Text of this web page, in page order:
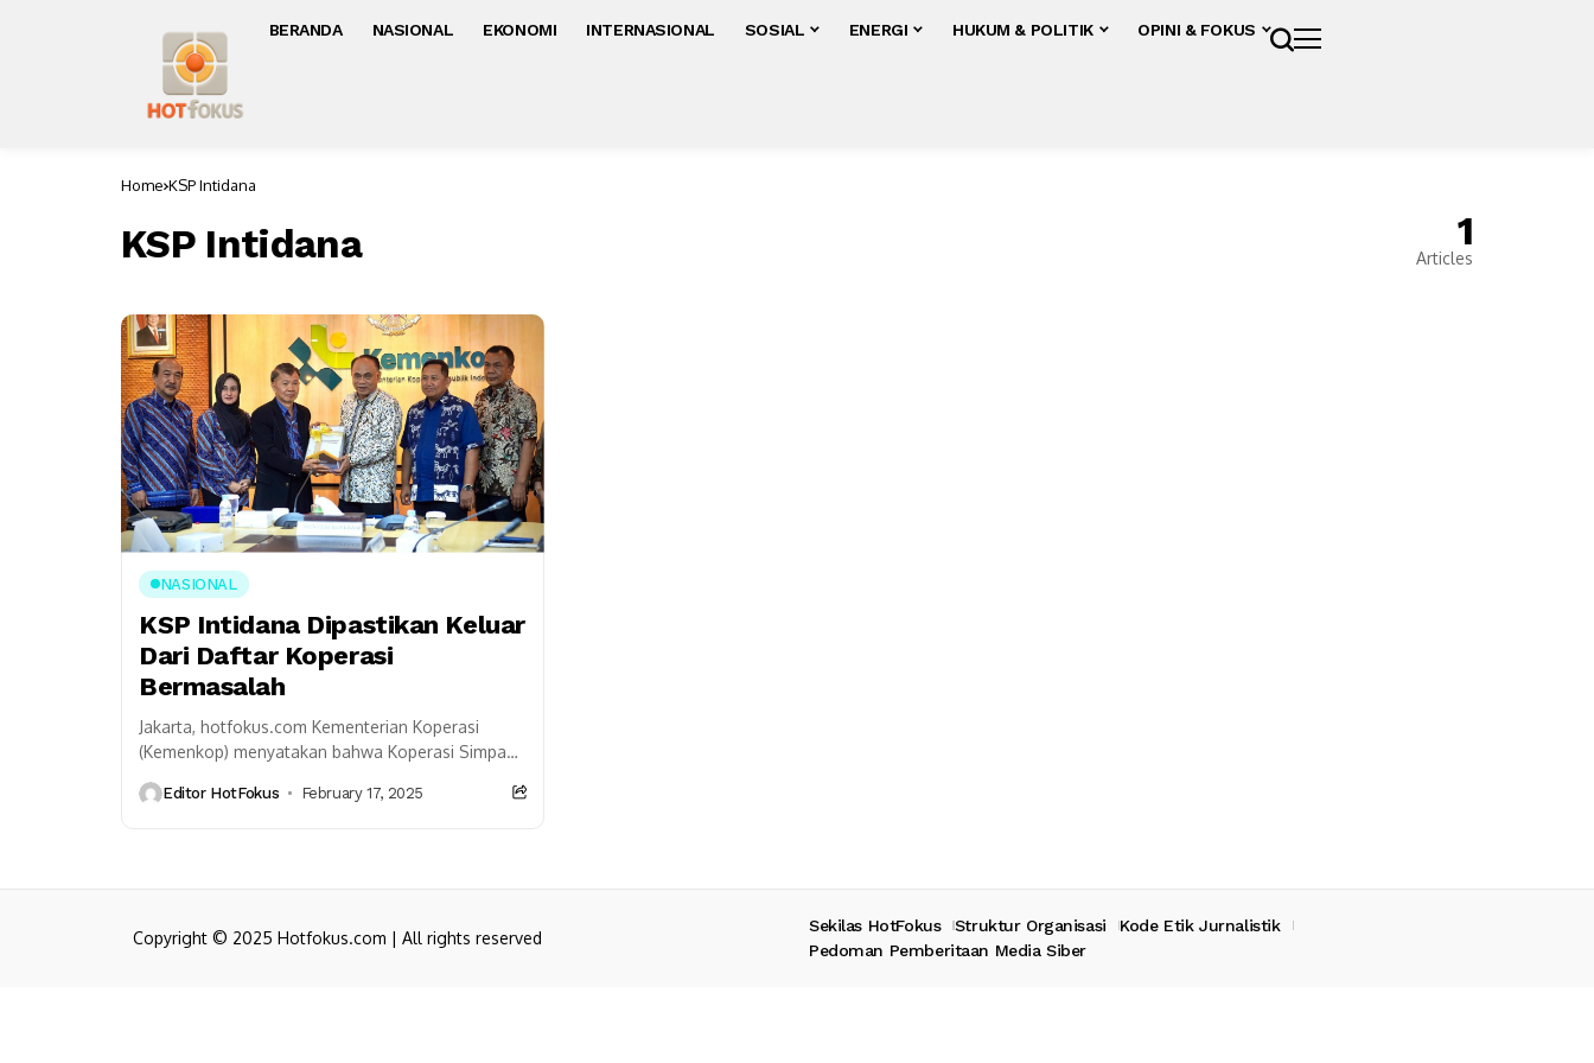
BERANDA NASIONAL EKONOMI INTERNASIONAL SOSIAL ENERGI HUKUM & POLITIK OPINI & FOKUS
Home KSP Intidana
KSP Intidana 1
Articles
NASIONAL
KSP Intidana Dipastikan Keluar
Dari Daftar Koperasi
Bermasalah
Jakarta, hotfokus.com Kementerian Koperasi
(Kemenkop) menyatakan bahwa Koperasi Simpan
daftar hitam dan dinyatakan bebas dari delapan...
Editor HotFokus February 17, 2025
Copyright © 2025 Hotfokus.com | All rights reserved
Sekilas HotFokus Struktur Organisasi
Kode Etik Jurnalistik
Pedoman Pemberitaan Media Siber